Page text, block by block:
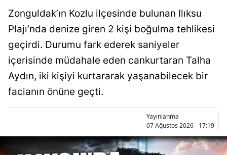
Zonguldak’ın Kozlu ilçesinde bulunan Ilıksu
Plajı’nda denize giren 2 kişi boğulma tehlikesi
geçirdi. Durumu fark ederek saniyeler
içerisinde müdahale eden cankurtaran Talha
Aydın, iki kişiyi kurtararak yaşanabilecek bir
facianın önüne geçti.
Yayınlanma
07 Ağustos 2026 - 17:19